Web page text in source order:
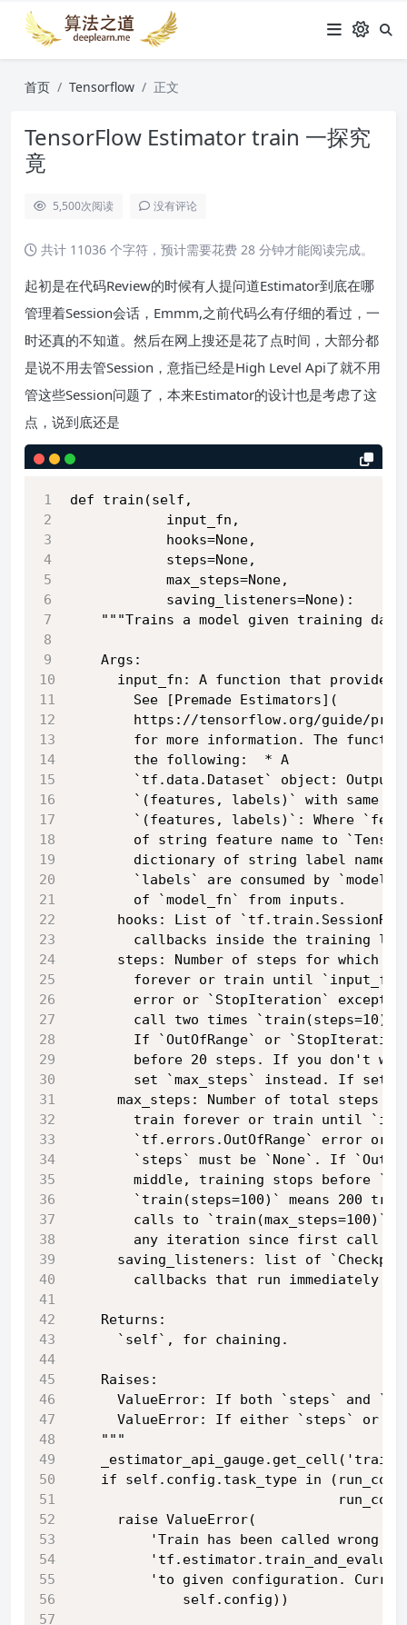
首页 Tensorflow 正文
TensorFlow Estimator train 一探究
竟
5,500次阅读 没有评论
共计 11036 个字符，预计需要花费 28 分钟才能阅读完成。
起初是在代码Review的时候有人提问道Estimator到底在哪
管理着Session会话，Emmm,之前代码么有仔细的看过，一
时还真的不知道。然后在网上搜还是花了点时间，大部分都
是说不用去管Session，意指已经是High Level Api了就不用
管这些Session问题了，本来Estimator的设计也是考虑了这
点，说到底还是
def train(self,
            input_fn,
            hooks=None,
            steps=None,
            max_steps=None,
            saving_listeners=None):
"""Trains a model given training
    Args:
input_fn: A function that provides
        See [Premade Estimators](
https://tensorflow.org/guide/
for more information. The
        the following:  * A
`tf.data.Dataset` object:
`(features, labels)` with same
`(features, labels)`: Where
of string feature name to
dictionary of string label name
`labels` are consumed by
        of `model_fn` from inputs.
hooks: List of
callbacks inside the training
steps: Number of steps for which
forever or train until
error or `StopIteration`
call two times `train(steps=10)`
If `OutOfRange` or
before 20 steps. If you don't
set `max_steps` instead. If set,
max_steps: Number of total steps
train forever or train until
`tf.errors.OutOfRange` error or
`steps` must be `None`. If
middle, training stops before
`train(steps=100)` means 200
calls to `train(max_steps=100)`
any iteration since first call
saving_listeners: list of
callbacks that run immediately
    Returns:
      `self`, for chaining.
    Raises:
ValueError: If both `steps` and
ValueError: If either `steps` or
    """
if self.config.task_type in
      raise ValueError(
'Train has been called wrong
'to given configuration.
              self.config))